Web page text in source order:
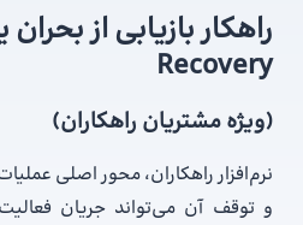
Recovery
(ویژه مشتریان راهکاران)
نرم‌افزار راهکاران، محور اصلی
و توقف آن می‌تواند جریان